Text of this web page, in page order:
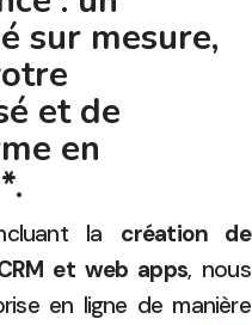
sur mesure,
et de
en
la création de
et web apps, nous
en ligne de manière